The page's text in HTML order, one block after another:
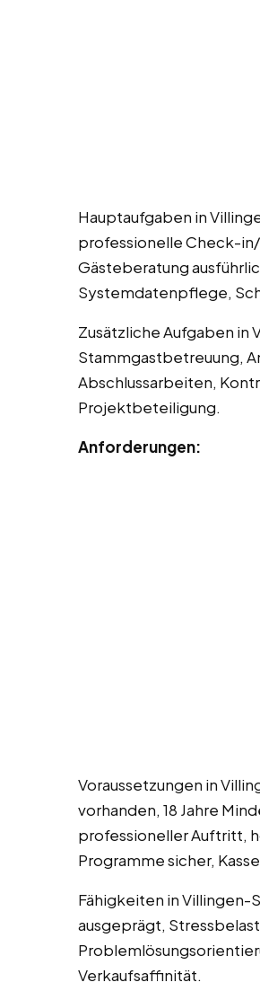
Hauptaufgaben in
professionelle Check-
Gästeberatung
Systemdatenpflege,
Zusätzliche Aufgaben in
Stammgastbetreuung,
Abschlussarbeiten,
Projektbeteiligung.
Anforderungen:
Voraussetzungen in
vorhanden, 18 Jahre
professioneller Auftritt,
Programme sicher,
Fähigkeiten in
ausgeprägt,
Verkaufsaffinität.